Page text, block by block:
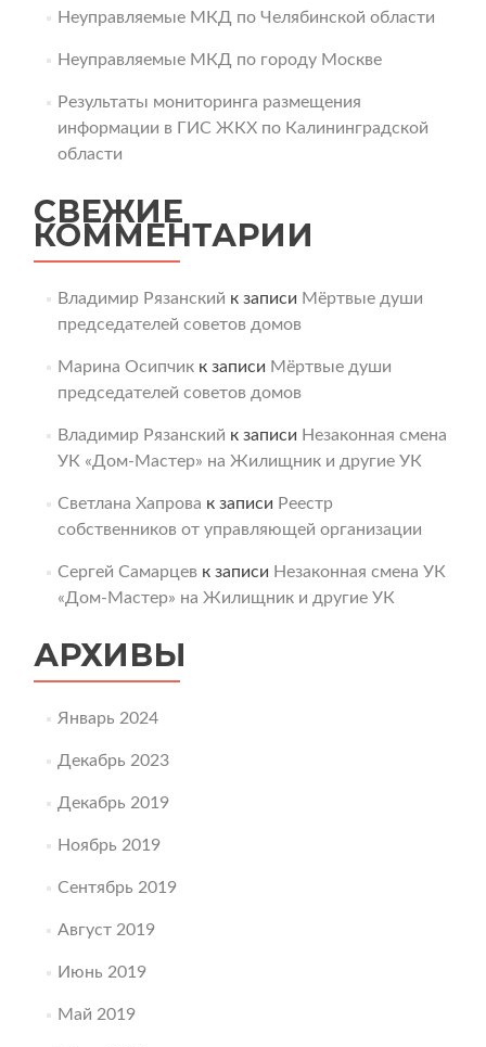
Неуправляемые МКД по Челябинской области
Неуправляемые МКД по городу Москве
Результаты мониторинга размещения
информации в ГИС ЖКХ по Калининградской
области
СВЕЖИЕ
КОММЕНТАРИИ
Владимир Рязанский к записи Мёртвые души
председателей советов домов
Марина Осипчикк записи Мёртвые души
председателей советов домов
Владимир Рязанский к записи Незаконная смена
УК «Дом-Мастер» на Жилищник и другие УК
Светлана Хапрова к записи Реестр
собственников от управляющей организации
Сергей Самарцевк записи Незаконная смена УК
«Дом-Мастер» на Жилищник и другие УК
АРХИВЫ
Январь 2024
Декабрь 2023
Декабрь 2019
Ноябрь 2019
Сентябрь 2019
Август 2019
Июнь 2019
Май 2019